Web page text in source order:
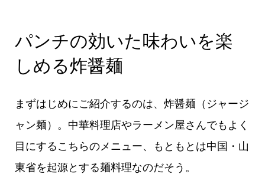
パンチの効いた味わいを楽
しめる炸醤麺
まずはじめにご紹介するのは、炸醤麺（ジャージ
ャン麺）。中華料理店やラーメン屋さんでもよく
目にするこちらのメニュー、もともとは中国・山
東省を起源とする麺料理なのだそう。